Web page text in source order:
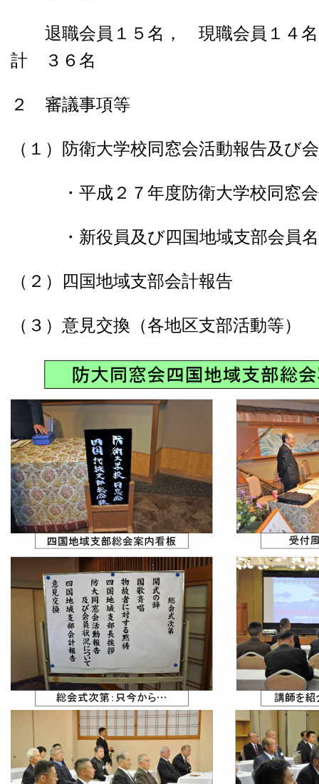
退職会員１５名， 現職会員１
計 ３６名
２ 審議事項等
（１）防衛大学校同窓会活動報告及び
・平成２７年度防衛大学校同窓会
・新役員及び四国地域支部会員
（２）四国地域支部会計報告
（３）意見交換（各地区支部活動等）